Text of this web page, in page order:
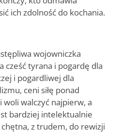
ich zdolność do kochania.
wojowniczka
cześć tyrana i pogardę dla
i pogardliwej dla
ceni siłę ponad
woli walczyć najpierw, a
bardziej intelektualnie
z trudem, do rewizji